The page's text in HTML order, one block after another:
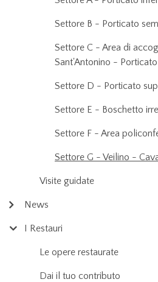
Settore B - Porticato
Settore C - Area di
Sant'Antonino -
Settore D - Porticato
Settore E - Boschetto
Settore F - Area
Settore G - Veilino -
Visite guidate
News
I Restauri
Le opere restaurate
Dai il tuo contributo